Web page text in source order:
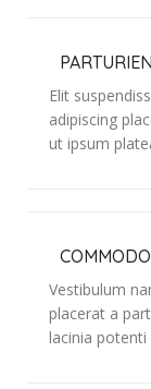
Elit
adipiscing
ut ipsum
Vestibulum
placerat a
lacinia